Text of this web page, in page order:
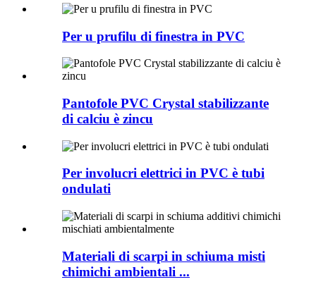
Per u prufilu di finestra in PVC
Pantofole PVC Crystal stabilizzante
di calciu è zincu
Per involucri elettrici in PVC è tubi
ondulati
Materiali di scarpi in schiuma misti
chimichi ambientali ...